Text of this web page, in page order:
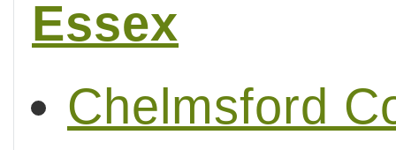
Essex
Chelmsford